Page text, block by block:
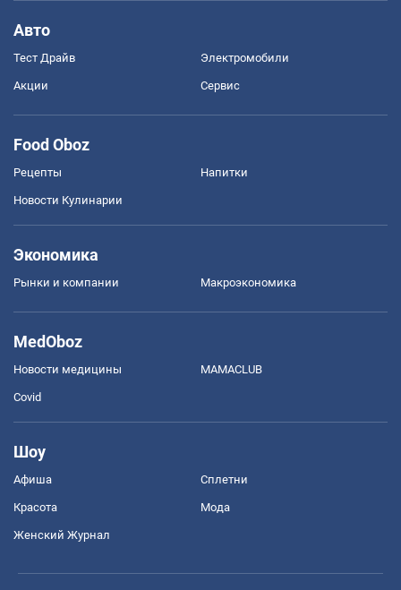
Авто
Тест Драйв Электромобили
Акции Сервис
Food Oboz
Рецепты Напитки
Новости Кулинарии
Экономика
Рынки и компании Mакроэкономика
MedOboz
Новости медицины MAMACLUB
Covid
Шоу
Афиша Сплетни
Красота Мода
Женский Журнал